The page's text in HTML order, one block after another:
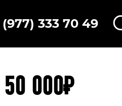
(977) 333 70 49
50 000₽